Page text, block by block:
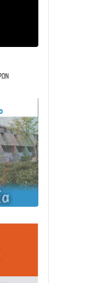
ΣΤΟΝ
Λυγιά
–